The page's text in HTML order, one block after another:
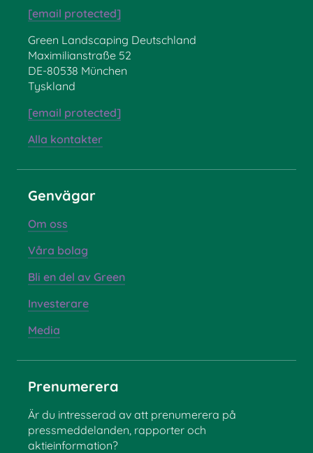
[email protected]
Green Landscaping Deutschland
Maximilianstraße 52
DE-80538 München
Tyskland
[email protected]
Alla kontakter
Genvägar
Om oss
Våra bolag
Bli en del av Green
Investerare
Media
Prenumerera
Är du intresserad av att prenumerera på
pressmeddelanden, rapporter och
aktieinformation?